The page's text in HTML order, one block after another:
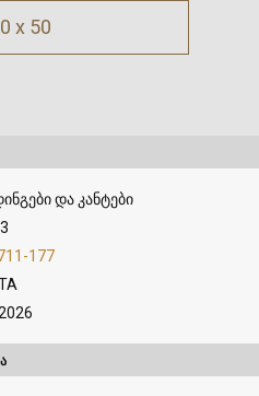
x 50
და კანტები
177